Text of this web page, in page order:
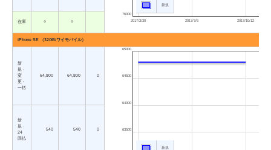
2017/3/30 2017/7/6 2017/10/12
76000
新規
在庫 ○ ○
iPhone SE （32GB/ワイモバイル）
新
規・
変
更・
一括
64,800 64,800 0
63500
64000
64500
65000
新規
新
規・
24
回払
540 540 0